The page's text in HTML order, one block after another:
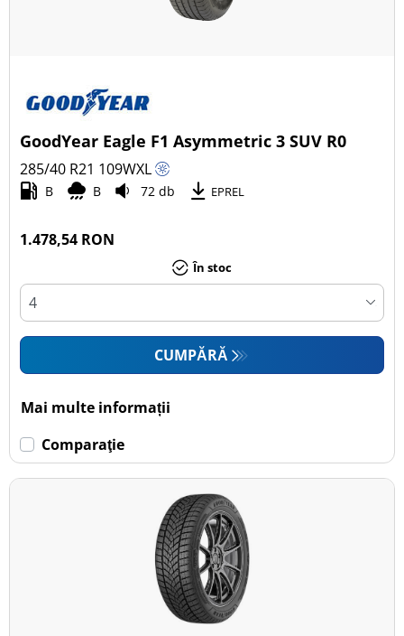
GoodYear Eagle F1 Asymmetric 3 SUV R0
285/40 R21 109WXL
B B 72 db EPREL
1.478,54 RON
În stoc
CUMPĂRĂ
Mai multe informații
Comparaţie